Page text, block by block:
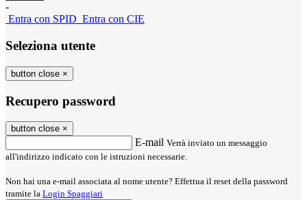
-
Entra con SPID Entra con CIE
Seleziona utente
button close ×
Recupero password
button close ×
E-mail Verrà inviato un messaggio
all'indirizzo indicato con le istruzioni necessarie.
Non hai una e-mail associata al nome utente? Effettua il reset della password
tramite la Login Spaggiari